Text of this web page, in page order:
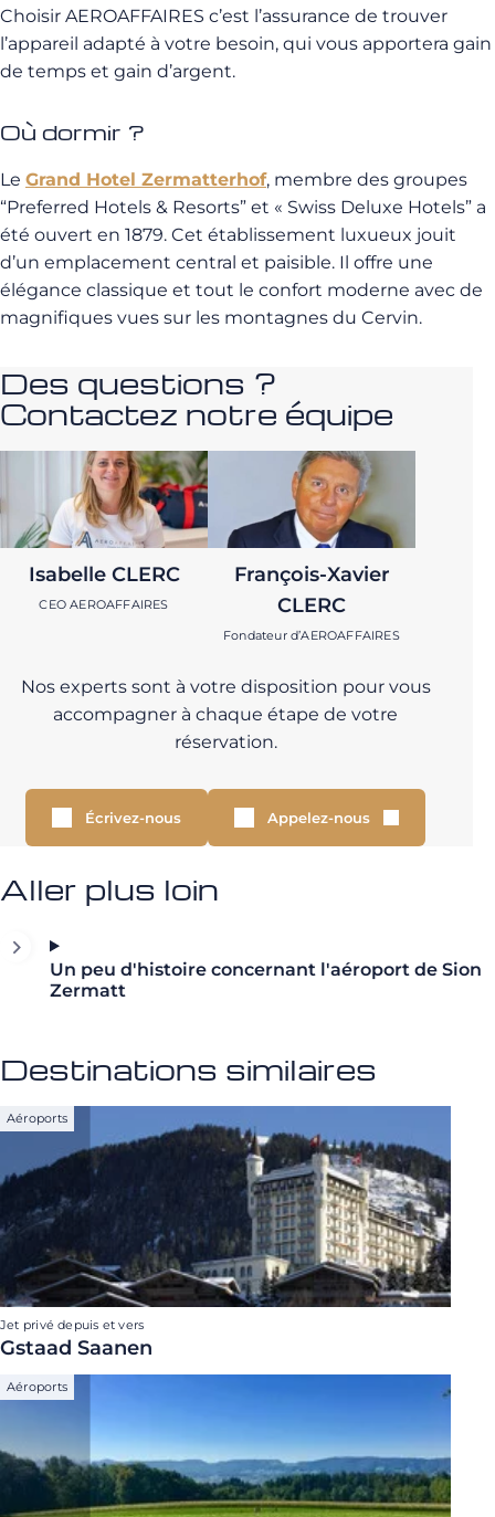
Choisir AEROAFFAIRES c’est l’assurance de trouver
l’appareil adapté à votre besoin, qui vous apportera gain
de temps et gain d’argent.
Où dormir ?
Le Grand Hotel Zermatterhof, membre des groupes
“Preferred Hotels & Resorts” et « Swiss Deluxe Hotels” a
été ouvert en 1879. Cet établissement luxueux jouit
d’un emplacement central et paisible. Il offre une
élégance classique et tout le confort moderne avec de
magnifiques vues sur les montagnes du Cervin.
Des questions ?
Contactez notre équipe
Isabelle CLERC
CEO AEROAFFAIRES
François-Xavier
CLERC
Fondateur d’AEROAFFAIRES
Nos experts sont à votre disposition pour vous
accompagner à chaque étape de votre
réservation.
Écrivez-nous Appelez-nous
Aller plus loin
Un peu d'histoire concernant l'aéroport de Sion
Zermatt
Destinations similaires
Aéroports
Jet privé depuis et vers
Gstaad Saanen
Aéroports